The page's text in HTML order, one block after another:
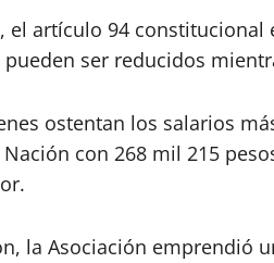
el artículo 94
ser reducidos
ostentan los salarios
Nación con 268 mil 215
la Asociación emprendió